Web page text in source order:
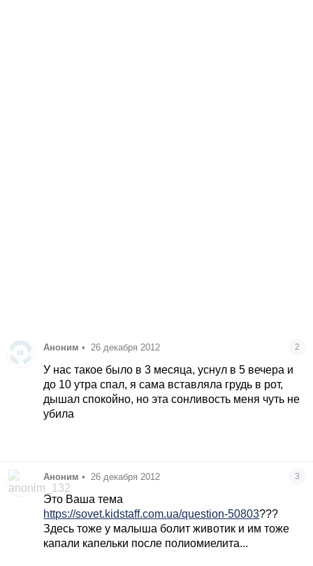
Аноним • 26 декабря 2012 2
У нас такое было в 3 месяца, уснул в 5 вечера и
до 10 утра спал, я сама вставляла грудь в рот,
дышал спокойно, но эта сонливость меня чуть не
убила
Аноним • 26 декабря 2012 3
Это Ваша тема
https://sovet.kidstaff.com.ua/question-50803???
Здесь тоже у малыша болит животик и им тоже
капали капельки после полиомиелита...